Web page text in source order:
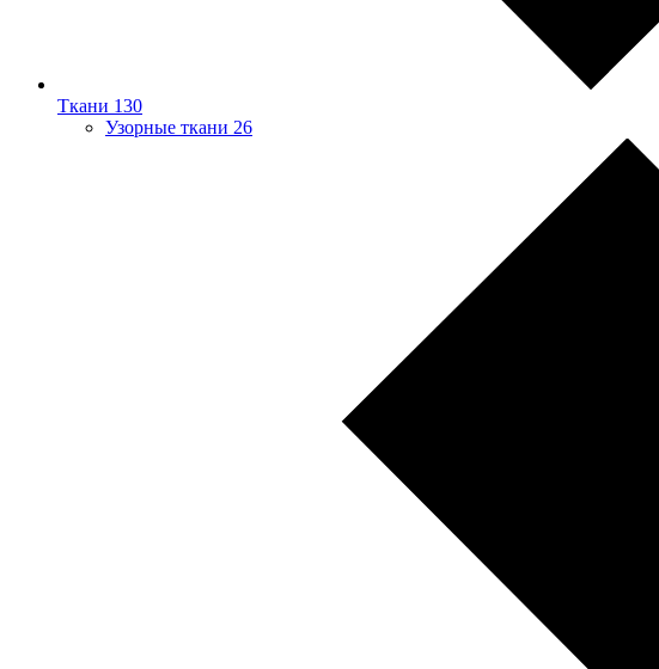
Ткани 130
Узорные ткани 26